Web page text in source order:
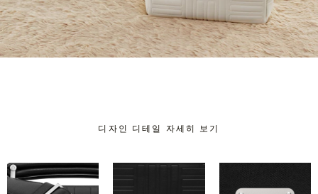
디자인 디테일 자세히 보기